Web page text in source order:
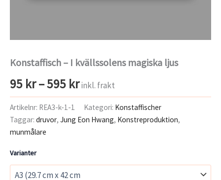
Konstaffisch – I kvällssolens magiska ljus
95 kr–595 krPrisintervall:
95 kr
till
inkl. frakt
Artikelnr: REA3-k-1-1 Kategori: Konstaffischer
Taggar: druvor, Jung Eon Hwang, Konstreproduktion,
munmålare
Varianter